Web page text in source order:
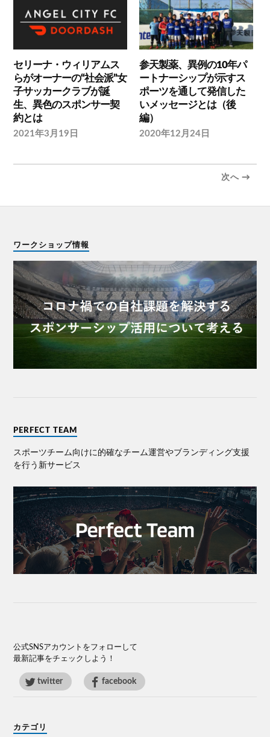
セリーナ・ウィリアムス
らがオーナーの“社会派”女
子サッカークラブが誕
生、異色のスポンサー契
約とは
2021年3月19日
参天製薬、異例の10年パ
ートナーシップが示すス
ポーツを通して発信した
いメッセージとは（後
編）
2020年12月24日
次へ →
ワークショップ情報
PERFECT TEAM
スポーツチーム向けに的確なチーム運営やブランディング⽀援
を⾏う新サービス
公式SNSアカウントをフォローして
最新記事をチェックしよう！
twitter facebook
カテゴリ